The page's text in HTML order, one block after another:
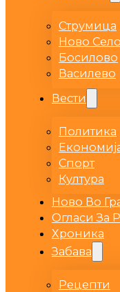
Струмица
Ново Село
Босилово
Василево
Вести
Политика
Спорт
Култура
Ново Во
Огласи За
Хроника
Забава
Рецепти